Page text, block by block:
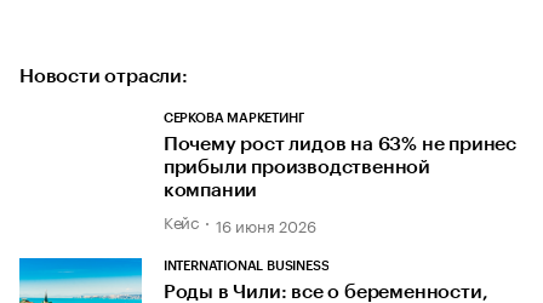
Новости отрасли:
СЕРКОВА МАРКЕТИНГ
Почему рост лидов на 63% не принес
прибыли производственной
компании
Кейс 16 июня 2026
INTERNATIONAL BUSINESS
Роды в Чили: все о беременности,